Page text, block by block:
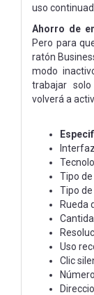
uso
Ahorro de
Pero para
ratón
modo
trabajar
volverá a
Tipo
Tipo
Rueda
Uso
Clic